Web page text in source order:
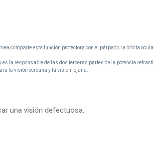
comparte esta función protectora con el párpado, la órbita
la responsable de las dos terceras partes de la potencia
la visión cercana y la visión lejana.
una visión defectuosa.